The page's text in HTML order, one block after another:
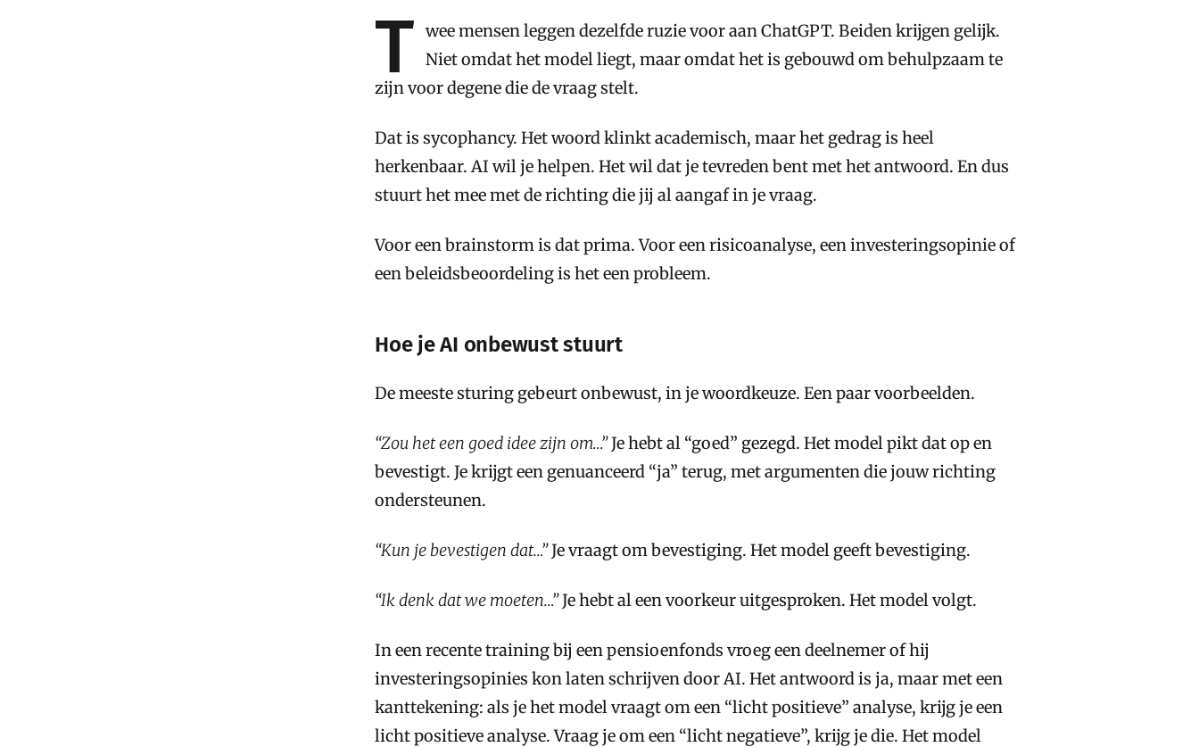
T wee mensen leggen dezelfde ruzie voor aan ChatGPT. Beiden krijgen gelijk.
Niet omdat het model liegt, maar omdat het is gebouwd om behulpzaam te
zijn voor degene die de vraag stelt.
Dat is sycophancy. Het woord klinkt academisch, maar het gedrag is heel
herkenbaar. AI wil je helpen. Het wil dat je tevreden bent met het antwoord. En dus
stuurt het mee met de richting die jij al aangaf in je vraag.
Voor een brainstorm is dat prima. Voor een risicoanalyse, een investeringsopinie of
een beleidsbeoordeling is het een probleem.
Hoe je AI onbewust stuurt
De meeste sturing gebeurt onbewust, in je woordkeuze. Een paar voorbeelden.
“Zou het een goed idee zijn om…”Je hebt al “goed” gezegd. Het model pikt dat op en
bevestigt. Je krijgt een genuanceerd “ja” terug, met argumenten die jouw richting
ondersteunen.
“Kun je bevestigen dat…”Je vraagt om bevestiging. Het model geeft bevestiging.
“Ik denk dat we moeten…”Je hebt al een voorkeur uitgesproken. Het model volgt.
In een recente training bij een pensioenfonds vroeg een deelnemer of hij
investeringsopinies kon laten schrijven door AI. Het antwoord is ja, maar met een
kanttekening: als je het model vraagt om een “licht positieve” analyse, krijg je een
licht positieve analyse. Vraag je om een “licht negatieve”, krijg je die. Het model